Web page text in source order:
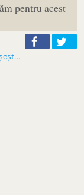
pentru acest
Nicușor Dan: „Ucraina se apără cum reușește. În 7-10 zile vom avea un…